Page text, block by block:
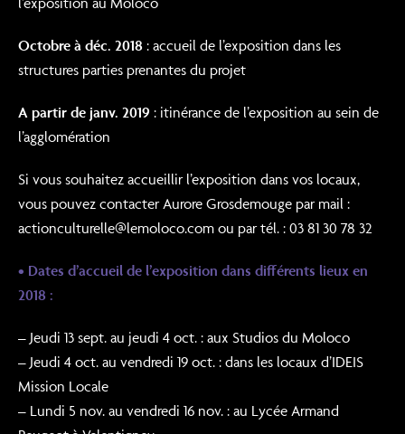
Octobre à déc. 2018 : accueil de l’exposition dans les
structures parties prenantes du projet
A partir de janv. 2019 : itinérance de l’exposition au sein de
l’agglomération
Si vous souhaitez accueillir l’exposition dans vos locaux,
vous pouvez contacter Aurore Grosdemouge par mail :
actionculturelle@lemoloco.com ou par tél. : 03 81 30 78 32
• Dates d’accueil de l’exposition dans différents lieux en
2018 :
– Jeudi 13 sept. au jeudi 4 oct. : aux Studios du Moloco
– Jeudi 4 oct. au vendredi 19 oct. : dans les locaux d’IDEIS
Mission Locale
– Lundi 5 nov. au vendredi 16 nov. : au Lycée Armand